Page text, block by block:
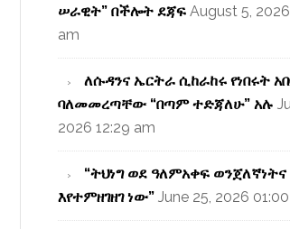
ሠራዊት” በችሎት ደጃፍ August 5,
am
ለሱዳንና ኤርትራ ሲከራከሩ የነበሩት
ባለመመረጣቸው “በጣም ተድጃለሁ” አሉ
2026 12:29 am
“ትህነግ ወደ ዓለምአቀፍ ወንጀለኛነትና
እየተምዘገዘገ ነው” June 25, 2026